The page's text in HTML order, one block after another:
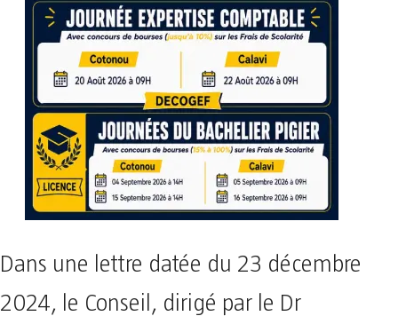
Dans une lettre datée du 23 décembre
2024, le Conseil, dirigé par le Dr